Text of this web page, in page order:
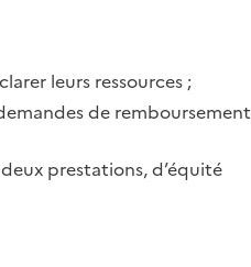
leurs ressources ;
de remboursement
prestations, d’équité